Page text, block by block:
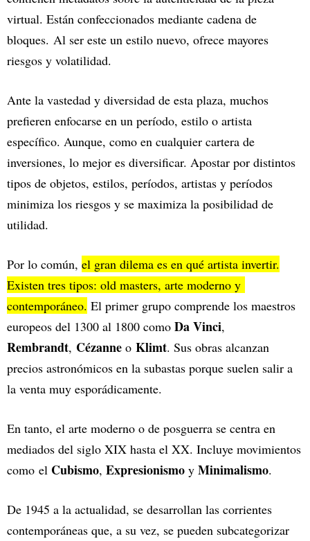
virtual. Están confeccionados mediante cadena de
bloques. Al ser este un estilo nuevo, ofrece mayores
riesgos y volatilidad.
Ante la vastedad y diversidad de esta plaza, muchos
prefieren enfocarse en un período, estilo o artista
específico. Aunque, como en cualquier cartera de
inversiones, lo mejor es diversificar. Apostar por distintos
tipos de objetos, estilos, períodos, artistas y períodos
minimiza los riesgos y se maximiza la posibilidad de
utilidad.
Por lo común, el gran dilema es en qué artista invertir.
Existen tres tipos: old masters, arte moderno y
contemporáneo. El primer grupo comprende los maestros
europeos del 1300 al 1800 como Da Vinci,
Rembrandt, Cézanne o Klimt. Sus obras alcanzan
precios astronómicos en la subastas porque suelen salir a
la venta muy esporádicamente.
En tanto, el arte moderno o de posguerra se centra en
mediados del siglo XIX hasta el XX. Incluye movimientos
como el Cubismo, Expresionismo y Minimalismo.
De 1945 a la actualidad, se desarrollan las corrientes
contemporáneas que, a su vez, se pueden subcategorizar